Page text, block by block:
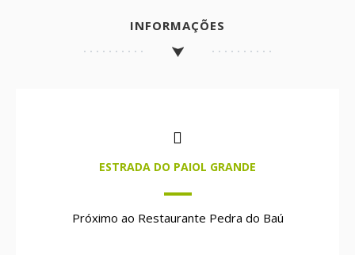
INFORMAÇÕES
ESTRADA DO PAIOL GRANDE
Próximo ao Restaurante Pedra do Baú